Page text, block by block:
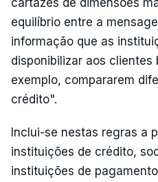
equilíbrio entre a
informação que as
disponibilizar aos clientes
exemplo, compararem
crédito".
Inclui-se nestas regras a
instituições de crédito,
instituições de